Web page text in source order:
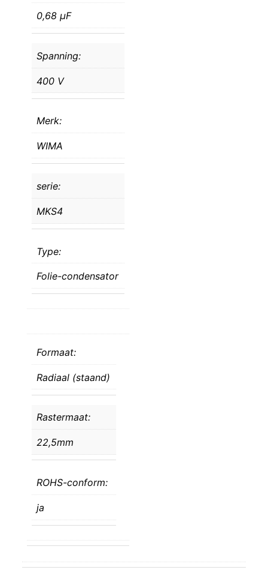
0,68 μF
Spanning:
400 V
Merk:
WIMA
serie:
MKS4
Type:
Folie-condensator
Formaat:
Radiaal (staand)
Rastermaat:
22,5mm
ROHS-conform:
ja